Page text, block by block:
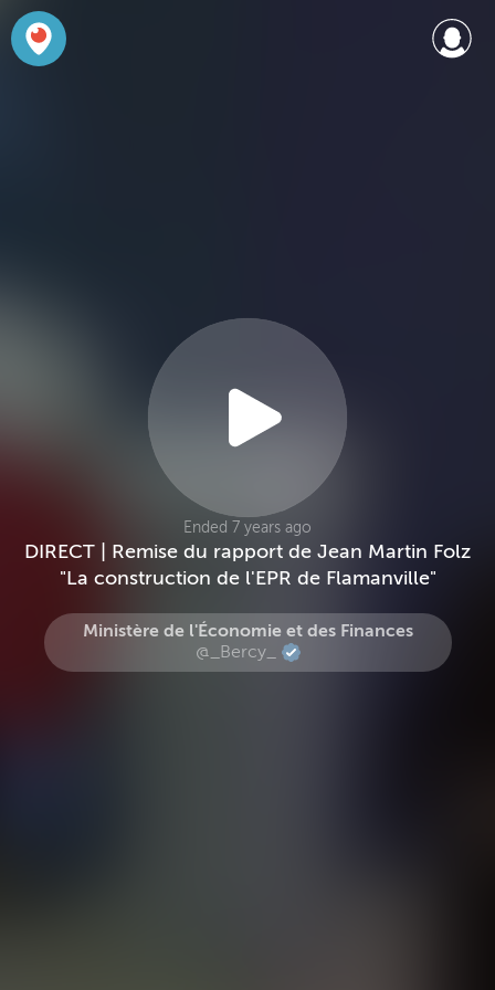
Ended 7 years ago
DIRECT | Remise du rapport de Jean Martin Folz
"La construction de l'EPR de Flamanville"
Ministère de l'Économie et des Finances
@_Bercy_